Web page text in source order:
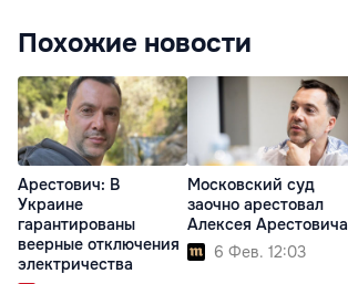
Похожие новости
Арестович: В
Украине
гарантированы
веерные отключения
электричества
Московский суд
заочно арестовал
Алексея Арестовича
6 Фев. 12:03